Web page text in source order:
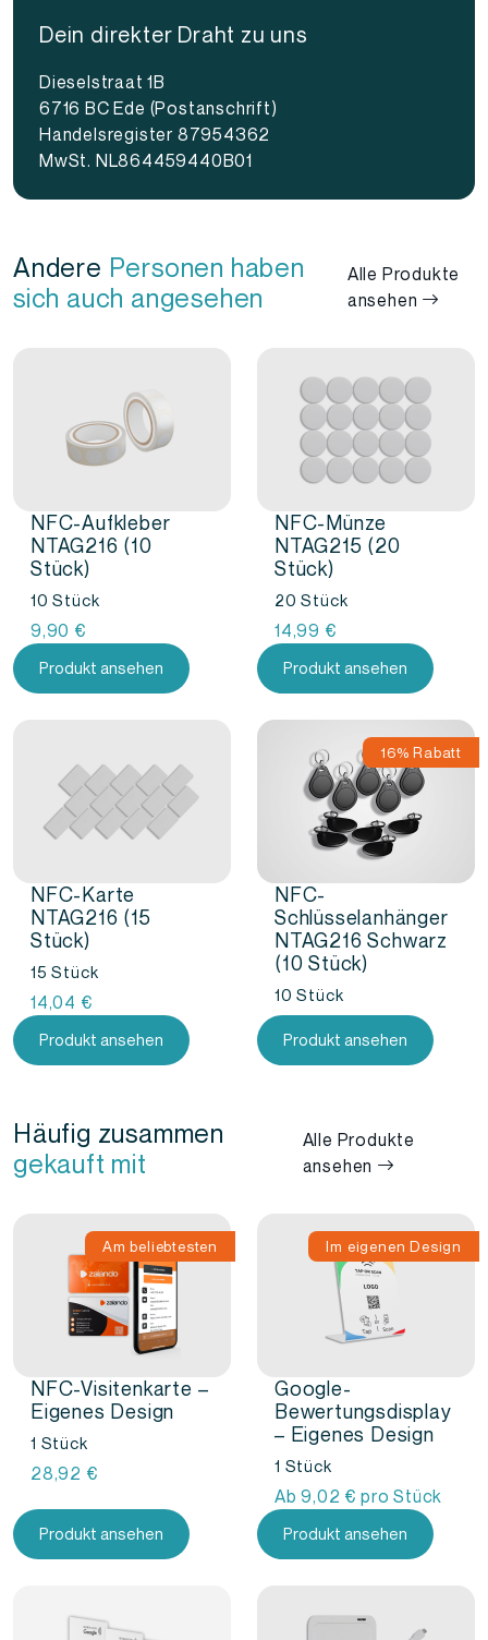
und als Geschäftsgeschenk oder Werbeartikel zur
Förderung Ihrer Marke ausgegeben werden.
Kurz gesagt, diese NTAG216-Epoxid-
Schlüsselanhänger sind vielseitig einsetzbar und
können auf verschiedene Weise programmiert werden,
um Ihre spezifischen Anforderungen zu erfüllen.
Dein direkter Draht zu uns
Dieselstraat 1B
6716 BC Ede (Postanschrift)
Handelsregister 87954362
MwSt. NL864459440B01
Andere Personen haben
sich auch angesehen
Alle Produkte
ansehen
NFC-Aufkleber
NTAG216 (10
Stück)
10 Stück
9,90 €
Produkt ansehen
NFC-Münze
NTAG215 (20
Stück)
20 Stück
14,99 €
Produkt ansehen
NFC-Karte
NTAG216 (15
Stück)
15 Stück
14,04 €
Produkt ansehen
16% Rabatt
NFC-
Schlüsselanhänger
NTAG216 Schwarz
(10 Stück)
10 Stück
Ursprünglicher
Preis
Aktueller
Preis
Produkt ansehen
Häufig zusammen
gekauft mit
Alle Produkte
ansehen
Am beliebtesten
NFC-Visitenkarte –
Eigenes Design
1 Stück
28,92 €
Produkt ansehen
Im eigenen Design
Google-
Bewertungsdisplay
– Eigenes Design
1 Stück
Ab9,02 € pro Stück
Produkt ansehen